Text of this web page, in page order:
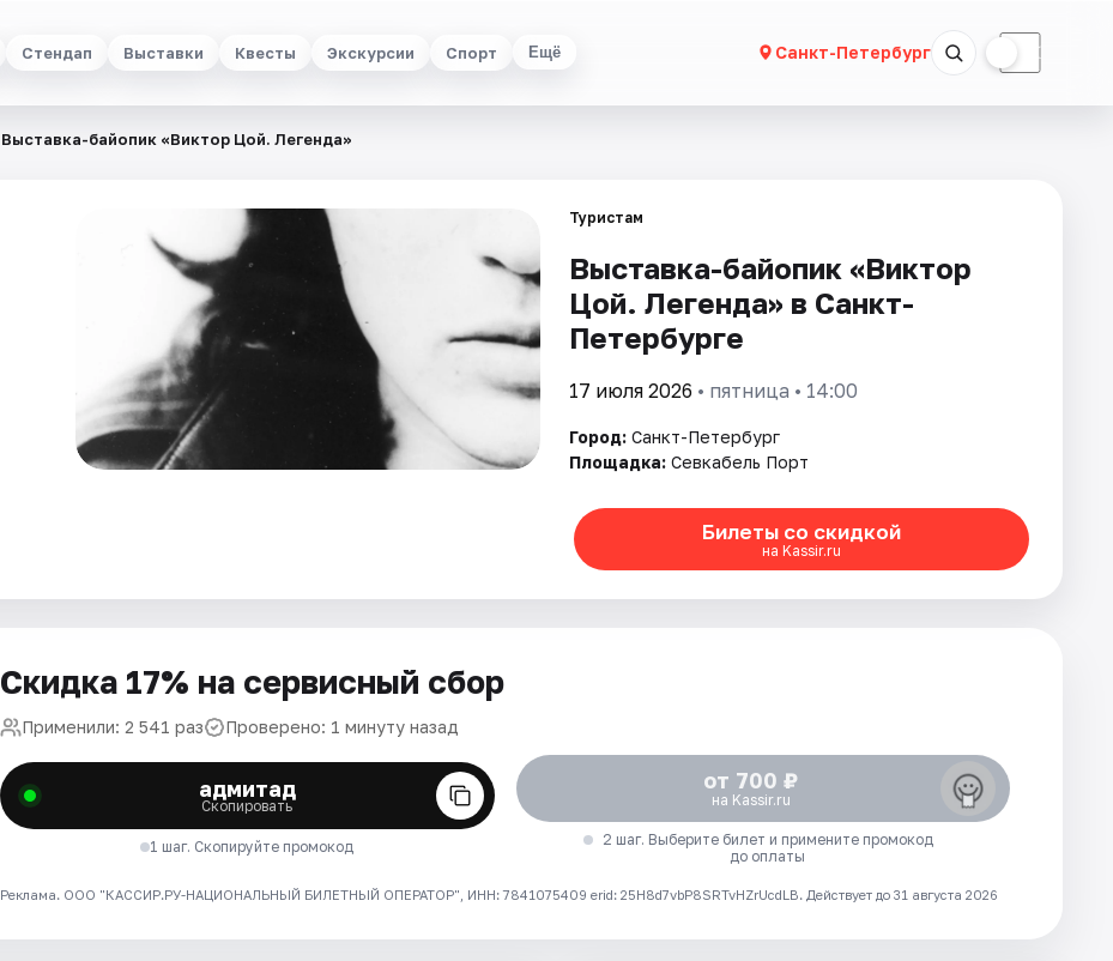
Стендап Выставки Квесты Экскурсии Спорт Ещё Санкт-Петербург ☾
Выставка-байопик «Виктор Цой. Легенда»
Туристам
Выставка-байопик «Виктор
Цой. Легенда» в Санкт-
Петербурге
17 июля 2026 • пятница • 14:00
Город: Санкт-Петербург
Площадка: Севкабель Порт
Билеты со скидкой
на Kassir.ru
Скидка 17% на сервисный сбор
Применили: 2 541 раз Проверено: 1 минуту назад
адмитад
Скопировать
1 шаг. Скопируйте промокод
от 700 ₽
на Kassir.ru
2 шаг. Выберите билет и примените промокод
до оплаты
Реклама. ООО "КАССИР.РУ-НАЦИОНАЛЬНЫЙ БИЛЕТНЫЙ ОПЕРАТОР", ИНН: 7841075409 erid: 25H8d7vbP8SRTvHZrUcdLB. Действует до 31 августа 2026